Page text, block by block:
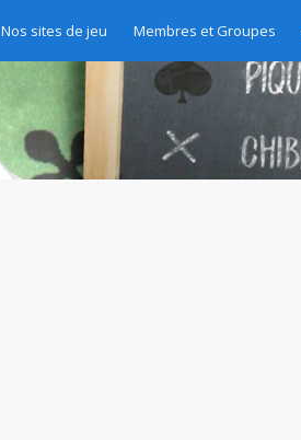
Nos sites de jeu Membres et Groupes